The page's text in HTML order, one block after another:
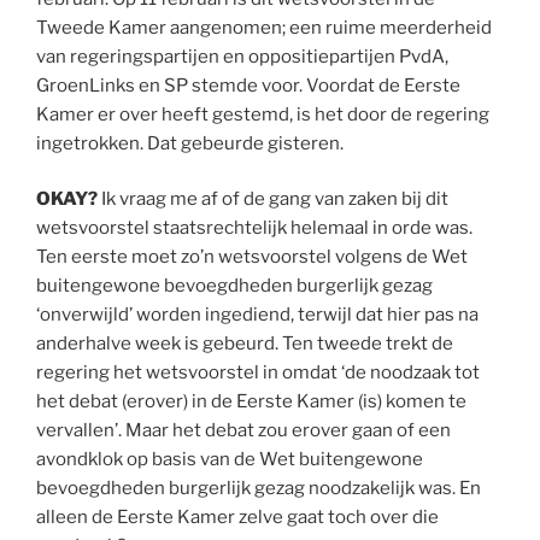
Tweede Kamer aangenomen; een ruime meerderheid
van regeringspartijen en oppositiepartijen PvdA,
GroenLinks en SP stemde voor. Voordat de Eerste
Kamer er over heeft gestemd, is het door de regering
ingetrokken. Dat gebeurde gisteren.
OKAY? Ik vraag me af of de gang van zaken bij dit
wetsvoorstel staatsrechtelijk helemaal in orde was.
Ten eerste moet zo’n wetsvoorstel volgens de Wet
buitengewone bevoegdheden burgerlijk gezag
‘onverwijld’ worden ingediend, terwijl dat hier pas na
anderhalve week is gebeurd. Ten tweede trekt de
regering het wetsvoorstel in omdat ‘de noodzaak tot
het debat (erover) in de Eerste Kamer (is) komen te
vervallen’. Maar het debat zou erover gaan of een
avondklok op basis van de Wet buitengewone
bevoegdheden burgerlijk gezag noodzakelijk was. En
alleen de Eerste Kamer zelve gaat toch over die